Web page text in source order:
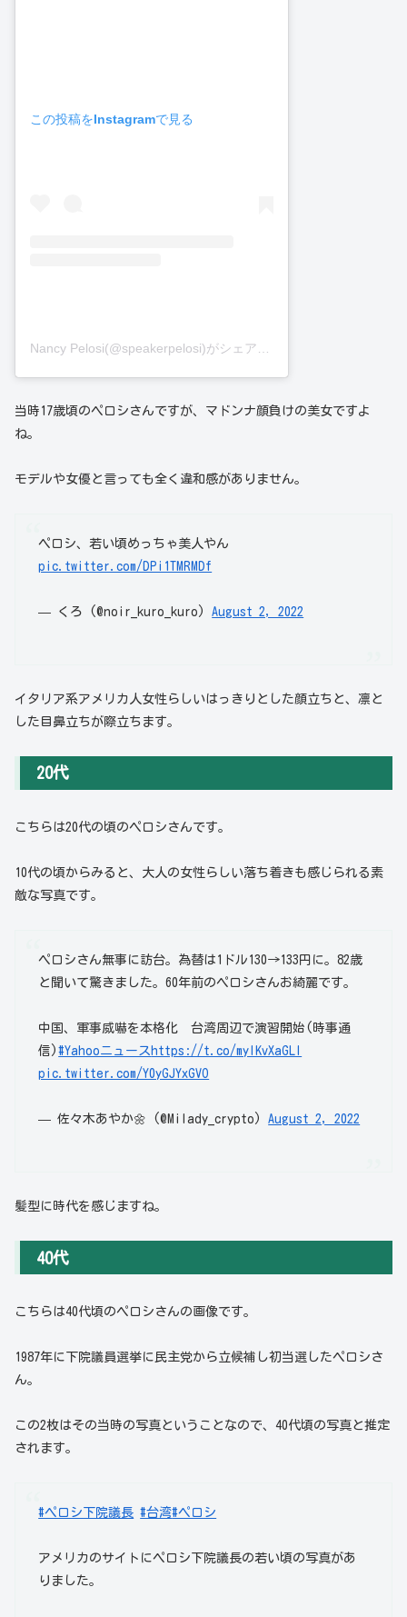
この投稿をInstagramで見る
当時17歳頃のペロシさんですが、マドンナ顔負けの美女ですよ
ね。
モデルや女優と言っても全く違和感がありません。
ペロシ、若い頃めっちゃ美人やん
pic.twitter.com/DPi1TMRMDf
— くろ (@noir_kuro_kuro)August 2, 2022
イタリア系アメリカ人女性らしいはっきりとした顔立ちと、凛と
した目鼻立ちが際立ちます。
20代
こちらは20代の頃のペロシさんです。
10代の頃からみると、大人の女性らしい落ち着きも感じられる素
敵な写真です。
ペロシさん無事に訪台。為替は1ドル130→133円に。82歳
と聞いて驚きました。60年前のペロシさんお綺麗です。
中国、軍事威嚇を本格化 台湾周辺で演習開始(時事通
信)#Yahooニュース https://t.co/mylKvXaGLl
pic.twitter.com/Y0yGJYxGVO
— 佐々木あやか🌼 (@Milady_crypto)August 2, 2022
髪型に時代を感じますね。
40代
こちらは40代頃のペロシさんの画像です。
1987年に下院議員選挙に民主党から立候補し初当選したペロシさ
ん。
この2枚はその当時の写真ということなので、40代頃の写真と推定
されます。
#ペロシ下院議長 #台湾#ペロシ
アメリカのサイトにペロシ下院議長の若い頃の写真があ
りました。